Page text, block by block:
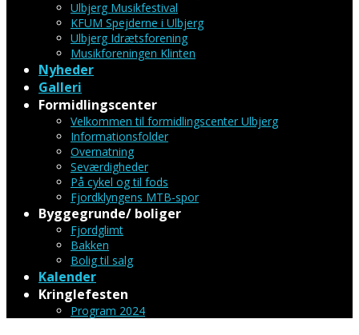
Ulbjerg Musikfestival
KFUM Spejderne i Ulbjerg
Ulbjerg Idrætsforening
Musikforeningen Klinten
Nyheder
Galleri
Formidlingscenter
Velkommen til formidlingscenter Ulbjerg
Informationsfolder
Overnatning
Seværdigheder
På cykel og til fods
Fjordklyngens MTB-spor
Byggegrunde/ boliger
Fjordglimt
Bakken
Bolig til salg
Kalender
Kringlefesten
Program 2024